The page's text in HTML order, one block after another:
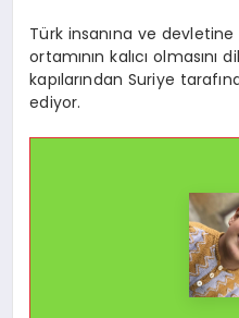
Türk insanına ve
ortamının kalıcı olmasını
kapılarından Suriye
ediyor.